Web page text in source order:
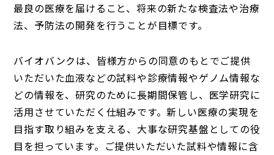
最良の医療を届けること、将来の新たな検査法や治療
法、予防法の開発を⾏うことが⽬標です。
バイオバンクは、皆様⽅からの同意のもとでご提供
いただいた⾎液などの試料や診療情報やゲノム情報な
どの情報を、研究のために⻑期間保管し、医学研究に
活⽤させていただく仕組みです。新しい医療の実現を
⽬指す取り組みを⽀える、⼤事な研究基盤としての役
⽬を担っています。ご提供いただいた試料や情報に含